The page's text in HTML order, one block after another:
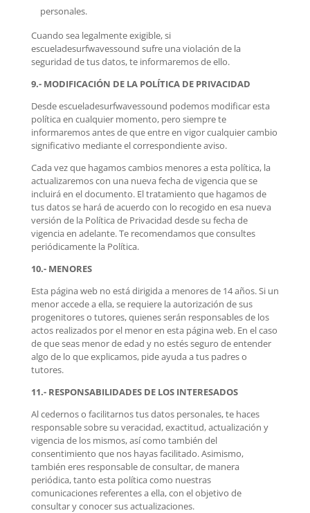
personales.
Cuando sea legalmente exigible, si
escueladesurfwavessound sufre una violación de la
seguridad de tus datos, te informaremos de ello.
9.- MODIFICACIÓN DE LA POLÍTICA DE PRIVACIDAD
Desde escueladesurfwavessound podemos modificar esta
política en cualquier momento, pero siempre te
informaremos antes de que entre en vigor cualquier cambio
significativo mediante el correspondiente aviso.
Cada vez que hagamos cambios menores a esta política, la
actualizaremos con una nueva fecha de vigencia que se
incluirá en el documento. El tratamiento que hagamos de
tus datos se hará de acuerdo con lo recogido en esa nueva
versión de la Política de Privacidad desde su fecha de
vigencia en adelante. Te recomendamos que consultes
periódicamente la Política.
10.- MENORES
Esta página web no está dirigida a menores de 14 años. Si un
menor accede a ella, se requiere la autorización de sus
progenitores o tutores, quienes serán responsables de los
actos realizados por el menor en esta página web. En el caso
de que seas menor de edad y no estés seguro de entender
algo de lo que explicamos, pide ayuda a tus padres o
tutores.
11.- RESPONSABILIDADES DE LOS INTERESADOS
Al cedernos o facilitarnos tus datos personales, te haces
responsable sobre su veracidad, exactitud, actualización y
vigencia de los mismos, así como también del
consentimiento que nos hayas facilitado. Asimismo,
también eres responsable de consultar, de manera
periódica, tanto esta política como nuestras
comunicaciones referentes a ella, con el objetivo de
consultar y conocer sus actualizaciones.